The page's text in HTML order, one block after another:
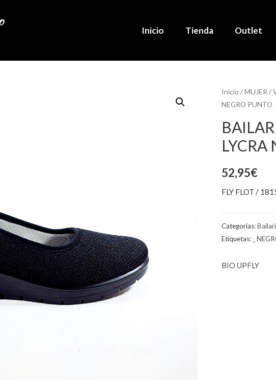
Inicio Tienda Outlet
Inicio /MUJER /
NEGRO PUNTO
LYCRA
52,95€
FLY FLOT /
Categorías:
Etiquetas:
_
BIO UPFLY